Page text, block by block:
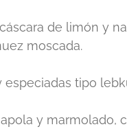
de limón y
moscada.
especiadas tipo
y marmolado,